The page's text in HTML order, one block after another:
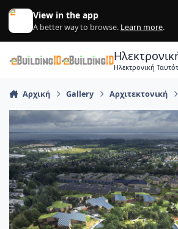
Skip to content
View in the app
A better way to browse. Learn more.
Ηλεκτρονική
Αρχική Gallery Αρχιτεκτονική